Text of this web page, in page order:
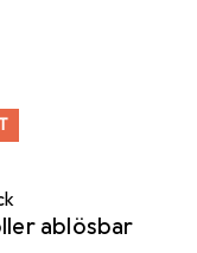
ablösbar